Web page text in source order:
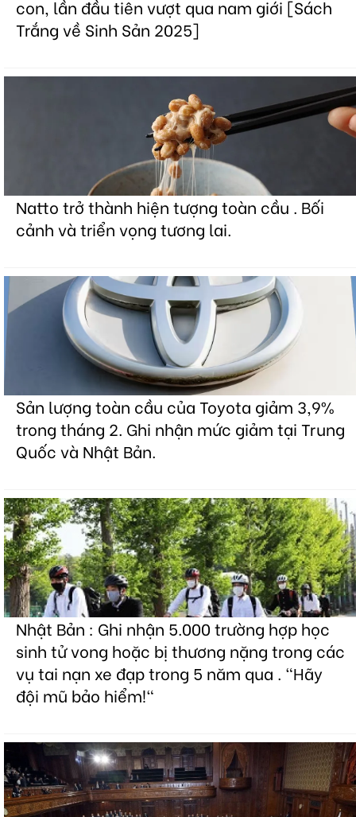
con, lần đầu tiên vượt qua nam giới [Sách
Trắng về Sinh Sản 2025]
Natto trở thành hiện tượng toàn cầu . Bối
cảnh và triển vọng tương lai.
Sản lượng toàn cầu của Toyota giảm 3,9%
trong tháng 2. Ghi nhận mức giảm tại Trung
Quốc và Nhật Bản.
Nhật Bản : Ghi nhận 5.000 trường hợp học
sinh tử vong hoặc bị thương nặng trong các
vụ tai nạn xe đạp trong 5 năm qua . "Hãy
đội mũ bảo hiểm!"